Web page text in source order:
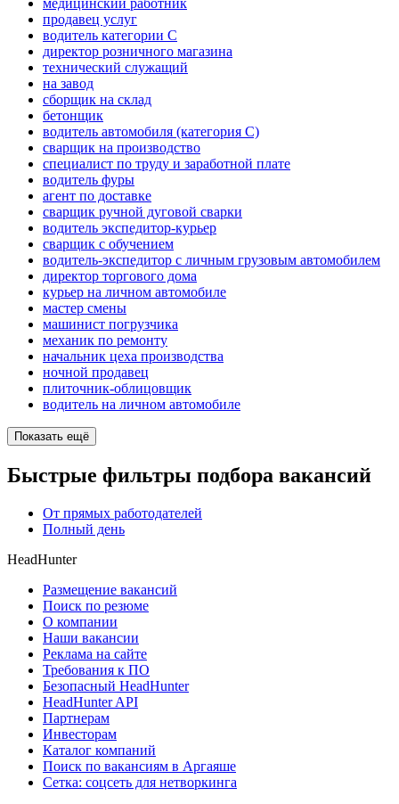
медицинский работник
продавец услуг
водитель категории C
директор розничного магазина
технический служащий
на завод
сборщик на склад
бетонщик
водитель автомобиля (категория C)
сварщик на производство
специалист по труду и заработной плате
водитель фуры
агент по доставке
сварщик ручной дуговой сварки
водитель экспедитор-курьер
сварщик с обучением
водитель-экспедитор с личным грузовым автомобилем
директор торгового дома
курьер на личном автомобиле
мастер смены
машинист погрузчика
механик по ремонту
начальник цеха производства
ночной продавец
плиточник-облицовщик
водитель на личном автомобиле
Показать ещё
Быстрые фильтры подбора вакансий
От прямых работодателей
Полный день
HeadHunter
Размещение вакансий
Поиск по резюме
О компании
Наши вакансии
Реклама на сайте
Требования к ПО
Безопасный HeadHunter
HeadHunter API
Партнерам
Инвесторам
Каталог компаний
Поиск по вакансиям в Аргаяше
Сетка: соцсеть для нетворкинга